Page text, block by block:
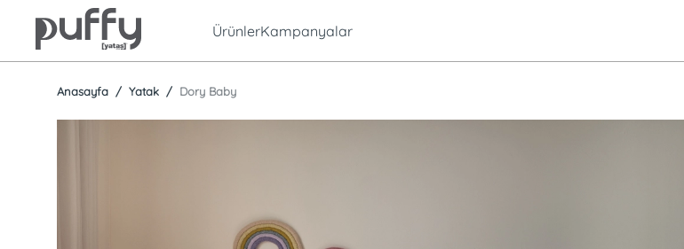
ÜrünlerKampanyalar
Anasayfa Yatak Dory Baby